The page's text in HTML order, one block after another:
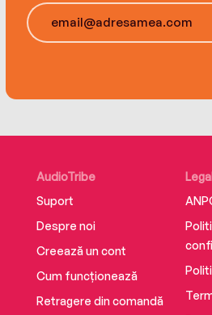
AudioTribe
Suport
Despre noi
Creează un cont
Cum funcționează
Retragere din comandă